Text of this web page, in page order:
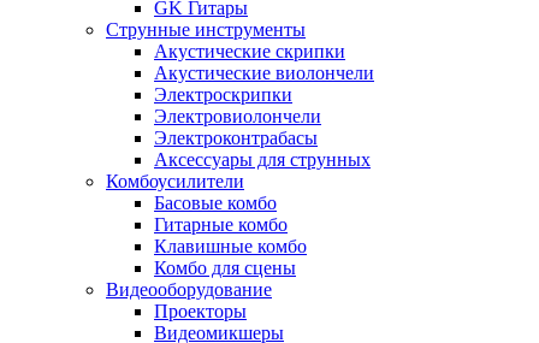
GK Гитары
Струнные инструменты
Акустические скрипки
Акустические виолончели
Электроскрипки
Электровиолончели
Электроконтрабасы
Аксессуары для струнных
Комбоусилители
Басовые комбо
Гитарные комбо
Клавишные комбо
Комбо для сцены
Видеооборудование
Проекторы
Видеомикшеры